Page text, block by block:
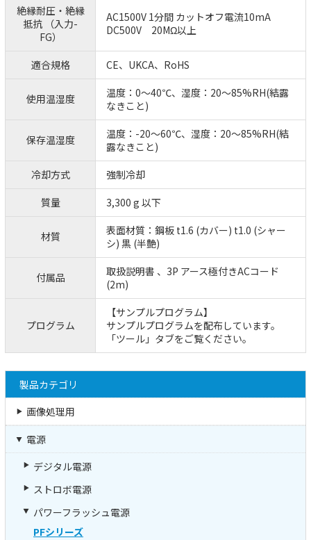
絶縁耐圧・絶縁
抵抗 （入力-
FG）
AC1500V 1分間 カットオフ電流10mA
DC500V 20MΩ以上
適合規格 CE、UKCA、RoHS
使用温湿度
温度：0～40℃、湿度：20～85%RH(結露
なきこと)
保存温湿度
温度：-20～60℃、湿度：20～85%RH(結
露なきこと)
冷却方式
強制冷却
質量
3,300 g 以下
材質
表面材質：鋼板 t1.6 (カバー) t1.0 (シャー
シ) 黒 (半艶)
付属品
取扱説明書 、3P アース極付きACコード
(2m)
プログラム
【サンプルプログラム】
サンプルプログラムを配布しています。
「ツール」タブをご覧ください。
製品カテゴリ
画像処理用
電源
デジタル電源
ストロボ電源
パワーフラッシュ電源
PFシリーズ